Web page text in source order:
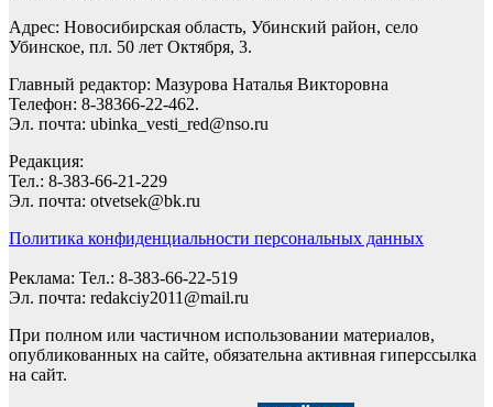
Адрес: Новосибирская область, Убинский район, село
Убинское, пл. 50 лет Октября, 3.
Главный редактор: Мазурова Наталья Викторовна
Телефон: 8-38366-22-462.
Эл. почта: ubinka_vesti_red@nso.ru
Редакция:
Тел.: 8-383-66-21-229
Эл. почта: otvetsek@bk.ru
Политика конфиденциальности персональных данных
Реклама: Тел.: 8-383-66-22-519
Эл. почта: redakciy2011@mail.ru
При полном или частичном использовании материалов,
опубликованных на сайте, обязательна активная гиперссылка
на сайт.